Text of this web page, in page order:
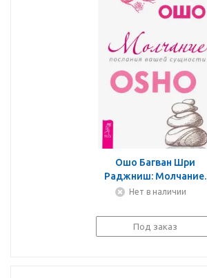
Ошо Багван Шри
Раджниш: Молчание.
Послания вашей
Нет в наличии
Под заказ